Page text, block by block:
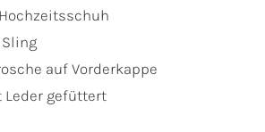
auf Vorderkappe
gefüttert